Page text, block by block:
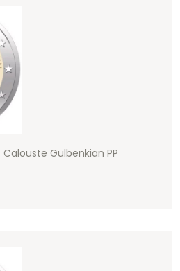
Gulbenkian PP